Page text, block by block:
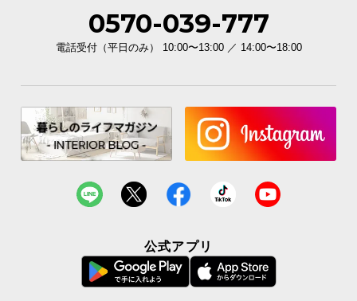
0570-039-777
電話受付（平日のみ） 10:00〜13:00 ／ 14:00〜18:00
公式アプリ